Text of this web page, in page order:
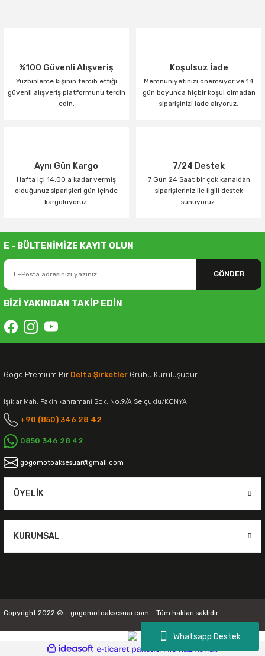
Whatsapp Destek
%100 Güvenli Alışveriş
Yüzbinlerce kişinin tercih ettiği
güvenli alışveriş platformunu tercih
edin.
Koşulsuz İade
Memnuniyetinizi önemsiyor ve 14
gün boyunca hiçbir koşul olmadan
siparişinizi iade alıyoruz.
Aynı Gün Kargo
Hafta içi 14:00 a kadar vermiş
olduğunuz siparişleri gün içinde
kargoluyoruz.
7/24 Destek
7 Gün 24 Saat bir çok kanaldan
siparişleriniz ile ilgili destek
sunuyoruz.
E - BÜLTENİMİZE KAYIT OLUN
GÖNDER
BİZİ YAKINDAN TAKİP EDİN
Gogo Premium Bir Delta Şirketler Grubu Kuruluşudur.
Işıklar Mah. Fakih kahramani Sok. No:9/A Selçuklu/KONYA
+90 (850) 346 28 42
0850 346 28 42
gogomotoaksesuar@gmail.com
ÜYELIK
KURUMSAL
Copyright 2022 © - gogomotoaksesuar.com - Tüm hakları saklıdır.
ideasoft